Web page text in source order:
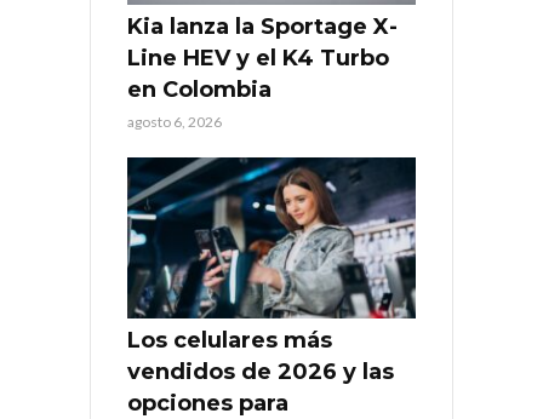
Kia lanza la Sportage X-
Line HEV y el K4 Turbo
en Colombia
agosto 6, 2026
Los celulares más
vendidos de 2026 y las
opciones para